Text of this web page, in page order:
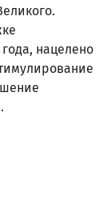
нацелено